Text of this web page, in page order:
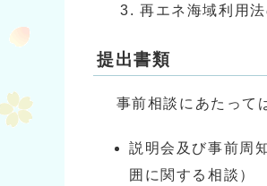
再エネ海域利
提出書類
事前相談にあたって
説明会及び事前周
囲に関する相談）